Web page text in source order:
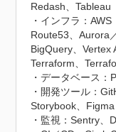
Redash、Tableau
・インフラ：
Route53、Aurora
BigQuery、Vertex
Terraform、
・データベース
・開発ツール：
Storybook、Figma
・監視：Sentry